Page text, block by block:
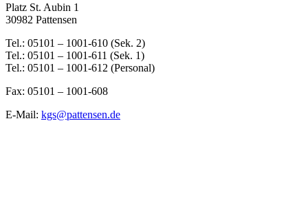
Platz St. Aubin 1
30982 Pattensen
Tel.: 05101 – 1001-610 (Sek. 2)
Tel.: 05101 – 1001-611 (Sek. 1)
Tel.: 05101 – 1001-612 (Personal)
Fax: 05101 – 1001-608
E-Mail: kgs@pattensen.de